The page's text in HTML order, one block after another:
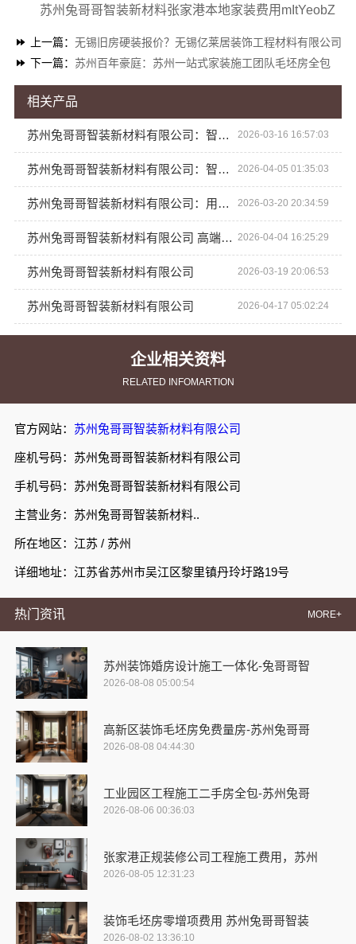
企业相关资料
RELATED INFOMARTION
官方网站： 苏州兔哥哥智装新材料有限公司
座机号码：苏州兔哥哥智装新材料有限公司
手机号码：苏州兔哥哥智装新材料有限公司
主营业务：苏州兔哥哥智装新材料..
所在地区：江苏 / 苏州
详细地址：江苏省苏州市吴江区黎里镇丹玲圩路19号
热门资讯 MORE+
苏州装饰婚房设计施工一体化-兔哥哥智
2026-08-08 05:00:54
高新区装饰毛坯房免费量房-苏州兔哥哥
2026-08-08 04:44:30
工业园区工程施工二手房全包-苏州兔哥
2026-08-06 00:36:03
张家港正规装修公司工程施工费用，苏州
2026-08-05 12:31:23
装饰毛坯房零增项费用 苏州兔哥哥智装
2026-08-02 13:36:10
苏州兔哥哥智装新材料张家港本地家装费用mItYeobZ
上一篇： 无锡旧房硬装报价？无锡亿莱居装饰工程材料有限公司
下一篇： 苏州百年豪庭：苏州一站式家装施工团队毛坯房全包
相关产品
苏州兔哥哥智装新材料有限公司：智装新材赋能高端定制未来 2026-03-16 16:57:03
苏州兔哥哥智装新材料有限公司：智装材料 美学空间的完美演绎 2026-04-05 01:35:03
苏州兔哥哥智装新材料有限公司：用智造定义空间美学 2026-03-20 20:34:59
苏州兔哥哥智装新材料有限公司 高端定制 智领未来 2026-04-04 16:25:29
苏州兔哥哥智装新材料有限公司 2026-03-19 20:06:53
苏州兔哥哥智装新材料有限公司 2026-04-17 05:02:24